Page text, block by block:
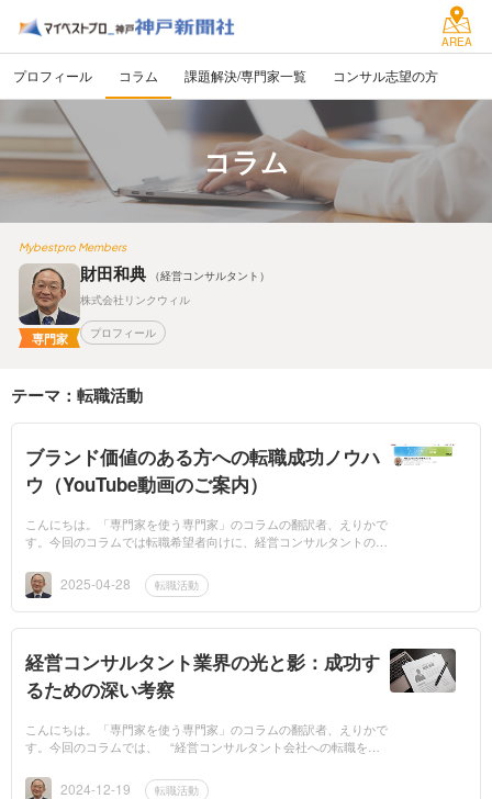
AREA
プロフィール コラム 課題解決/専門家一覧 コンサル志望の方
コラム
Mybestpro Members
専門家
財田和典
（経営コンサルタント）
株式会社リンクウィル
プロフィール
テーマ：転職活動
ブランド価値のある方への転職成功ノウハ
ウ（YouTube動画のご案内）
こんにちは。「専門家を使う専門家」のコラムの翻訳者、えりかで
す。今回のコラムでは転職希望者向けに、経営コンサルタントの視
ブランド価値の...
2025-04-28 転職活動
経営コンサルタント業界の光と影：成功す
るための深い考察
こんにちは。「専門家を使う専門家」のコラムの翻訳者、えりかで
す。今回のコラムでは、 “経営コンサルタント会社への転職を考
ンサルタント会...
2024-12-19 転職活動